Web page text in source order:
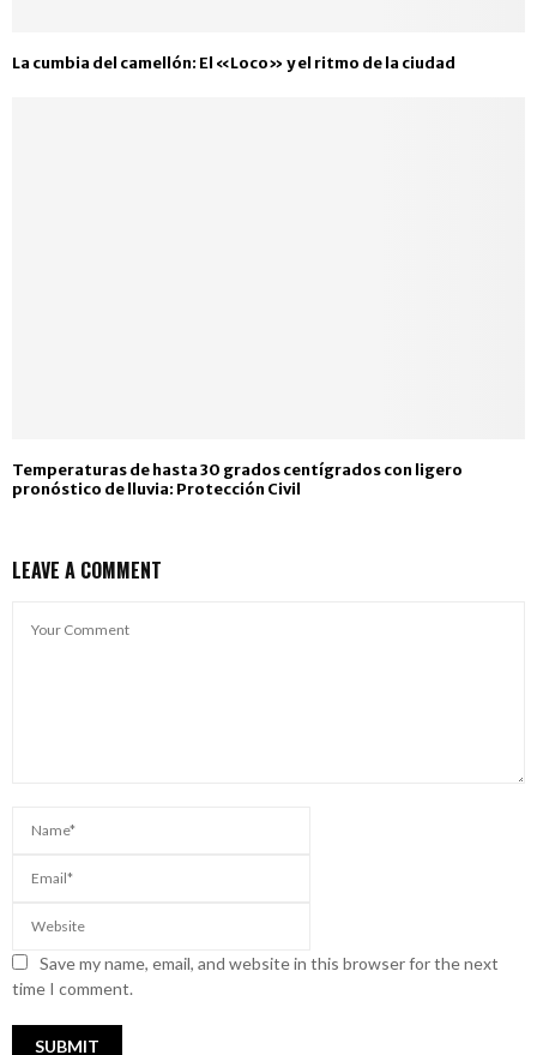
La cumbia del camellón: El «Loco» y el ritmo de la ciudad
Temperaturas de hasta 30 grados centígrados con ligero
pronóstico de lluvia: Protección Civil
LEAVE A COMMENT
Save my name, email, and website in this browser for the next
time I comment.